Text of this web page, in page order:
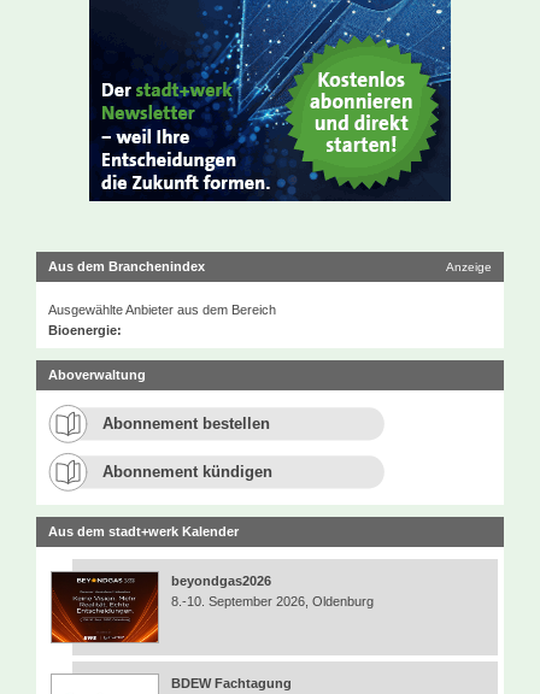
Aus dem Branchenindex Anzeige
Ausgewählte Anbieter aus dem Bereich
Bioenergie:
Aboverwaltung
Abonnement bestellen
Abonnement kündigen
Aus dem stadt+werk Kalender
beyondgas2026
8.-10. September 2026, Oldenburg
BDEW Fachtagung